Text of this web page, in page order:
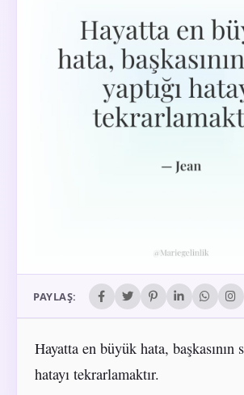
PAYLAŞ:
Hayatta en büyük hata, başkasının
hatayı tekrarlamaktır.